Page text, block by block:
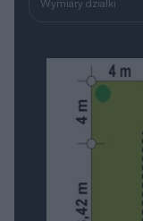
Wymiary działki